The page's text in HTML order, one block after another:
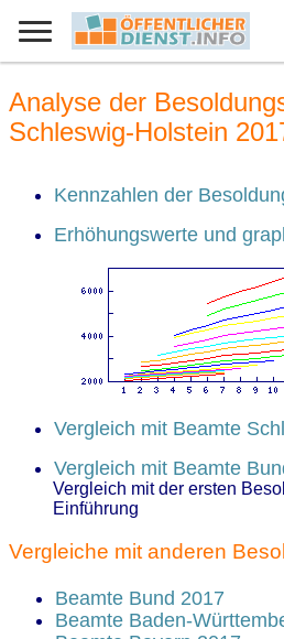
Analyse der
Schleswig-Holstein
Kennzahlen der
Erhöhungswerte und
Vergleich mit Beamte
Vergleich mit Beamte
Vergleich mit der ersten
Einführung
Vergleiche mit anderen
Beamte Bund 2017
Beamte Baden-